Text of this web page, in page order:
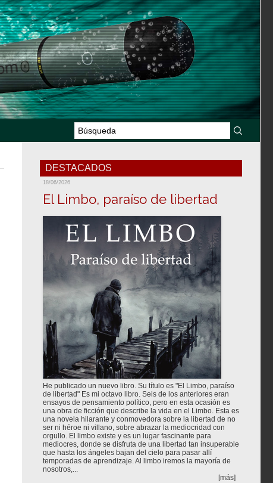
DESTACADOS
18/06/2026
El Limbo, paraíso de libertad
He publicado un nuevo libro. Su título es "El Limbo, paraíso
de libertad" Es mi octavo libro. Seis de los anteriores eran
ensayos de pensamiento político, pero en esta ocasión es
una obra de ficción que describe la vida en el Limbo. Esta es
una novela hilarante y conmovedora sobre la libertad de no
ser ni héroe ni villano, sobre abrazar la mediocridad con
orgullo. El limbo existe y es un lugar fascinante para
mediocres, donde se disfruta de una libertad tan insuperable
que hasta los ángeles bajan del cielo para pasar allí
temporadas de aprendizaje. Al limbo iremos la mayoría de
nosotros,...
[más]